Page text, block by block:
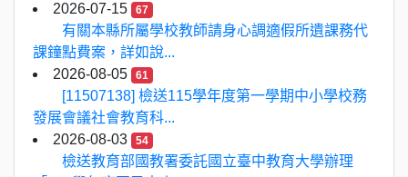
2026-07-15
67
有關本縣所屬學校教師請身心調適假所遺課務代
課鐘點費案，詳如說...
2026-08-05
61
[11507138] 檢送115學年度第一學期中小學校務
發展會議社會教育科...
2026-08-03
54
檢送教育部國教署委託國立臺中教育大學辦理